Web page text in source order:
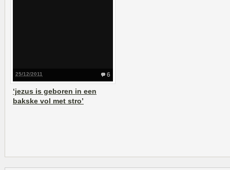
6
25/12/2011
‘jezus is geboren in een
bakske vol met stro’